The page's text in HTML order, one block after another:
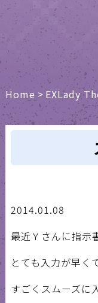
Home> EXLady
2014.01.08
最近Ｙさんに指示
とても入力が早く
すごくスムーズに